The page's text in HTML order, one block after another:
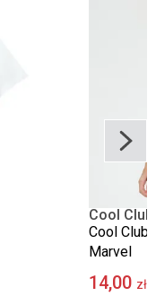
Cool Club
Cool Club,
Marvel
14,00 zł